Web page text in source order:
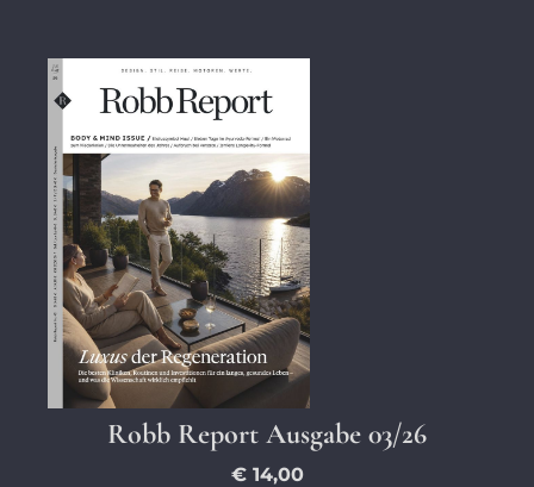
Robb Report Ausgabe 03/26
€ 14,00